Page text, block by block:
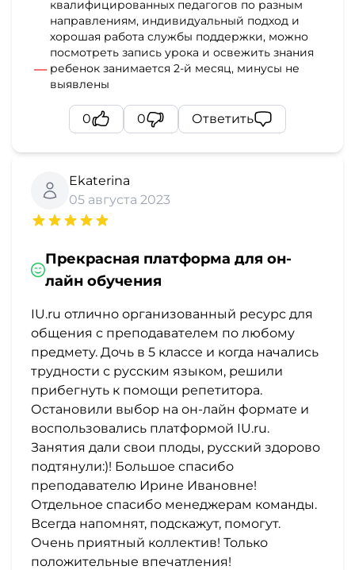
квалифицированных педагогов по разным
направлениям, индивидуальный подход и
хорошая работа службы поддержки, можно
посмотреть запись урока и освежить знания
ребенок занимается 2-й месяц, минусы не
выявлены
0 0 Ответить
Ekaterina
05 августа 2023
Прекрасная платформа для он-
лайн обучения
IU.ru отлично организованный ресурс для
общения с преподавателем по любому
предмету. Дочь в 5 классе и когда начались
трудности с русским языком, решили
прибегнуть к помощи репетитора.
Остановили выбор на он-лайн формате и
воспользовались платформой IU.ru.
Занятия дали свои плоды, русский здорово
подтянули:)! Большое спасибо
преподавателю Ирине Ивановне!
Отдельное спасибо менеджерам команды.
Всегда напомнят, подскажут, помогут.
Очень приятный коллектив! Только
положительные впечатления!